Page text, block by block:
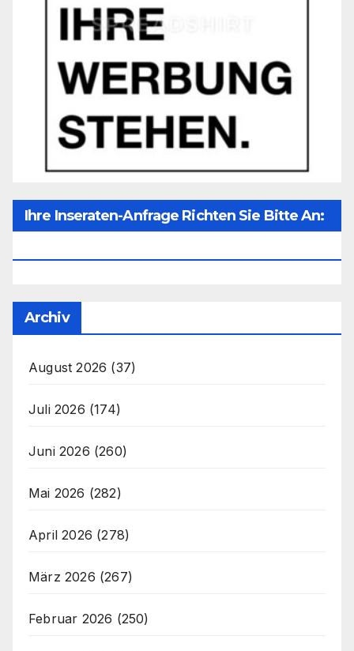
Ihre Inseraten-Anfrage Richten Sie Bitte An:
Archiv
August 2026 (37)
Juli 2026 (174)
Juni 2026 (260)
Mai 2026 (282)
April 2026 (278)
März 2026 (267)
Februar 2026 (250)